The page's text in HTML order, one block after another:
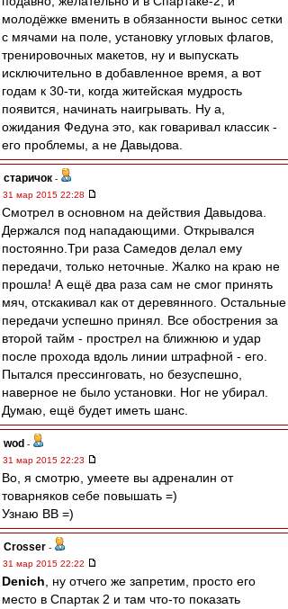
молодёжке вменить в обязанности вынос сетки
с мячами на поле, установку угловых флагов,
тренировочных макетов, ну и выпускать
исключительно в добавленное время, а вот
годам к 30-ти, когда житейская мудрость
появится, начинать наигрывать. Ну а,
ожидания Федуна это, как говаривал классик -
его проблемы, а не Давыдова.
старичок -
31 мар 2015 22:28
Смотрел в основном на действия Давыдова.
Держался под нападающими. Открывался
постоянно.Три раза Самедов делал ему
передачи, только неточные. Жалко на краю не
прошла! А ещё два раза сам не смог принять
мяч, отскакивал как от деревянного. Остальные
передачи успешно принял. Все обострения за
второй тайм - прострел на ближнюю и удар
после прохода вдоль линии штрафной - его.
Пытался прессинговать, но безуспешно,
наверное не было установки. Ног не убирал.
Думаю, ещё будет иметь шанс.
wod -
31 мар 2015 22:23
Во, я смотрю, умеете вы адреналин от
товарняков себе повышать =)
Узнаю ВВ =)
Crosser -
31 мар 2015 22:22
Denich , ну отчего же запретим, просто его
место в Спартак 2 и там что-то показать